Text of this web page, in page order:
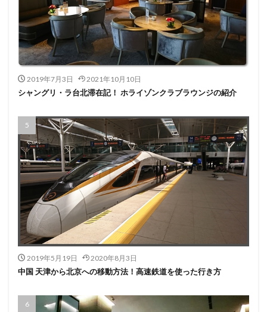
2019年7月3日 2021年10月10日
シャングリ・ラ台北滞在記！ ホライゾンクラブラウンジの紹介
2019年5月19日 2020年8月3日
中国 天津から北京への移動方法！高速鉄道を使った行き方